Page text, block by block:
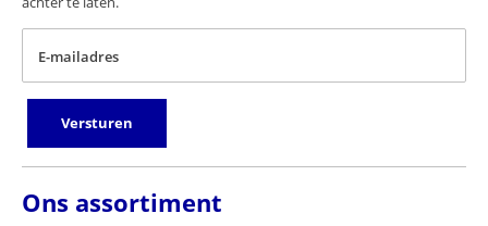
E-mailadres
Versturen
Ons assortiment